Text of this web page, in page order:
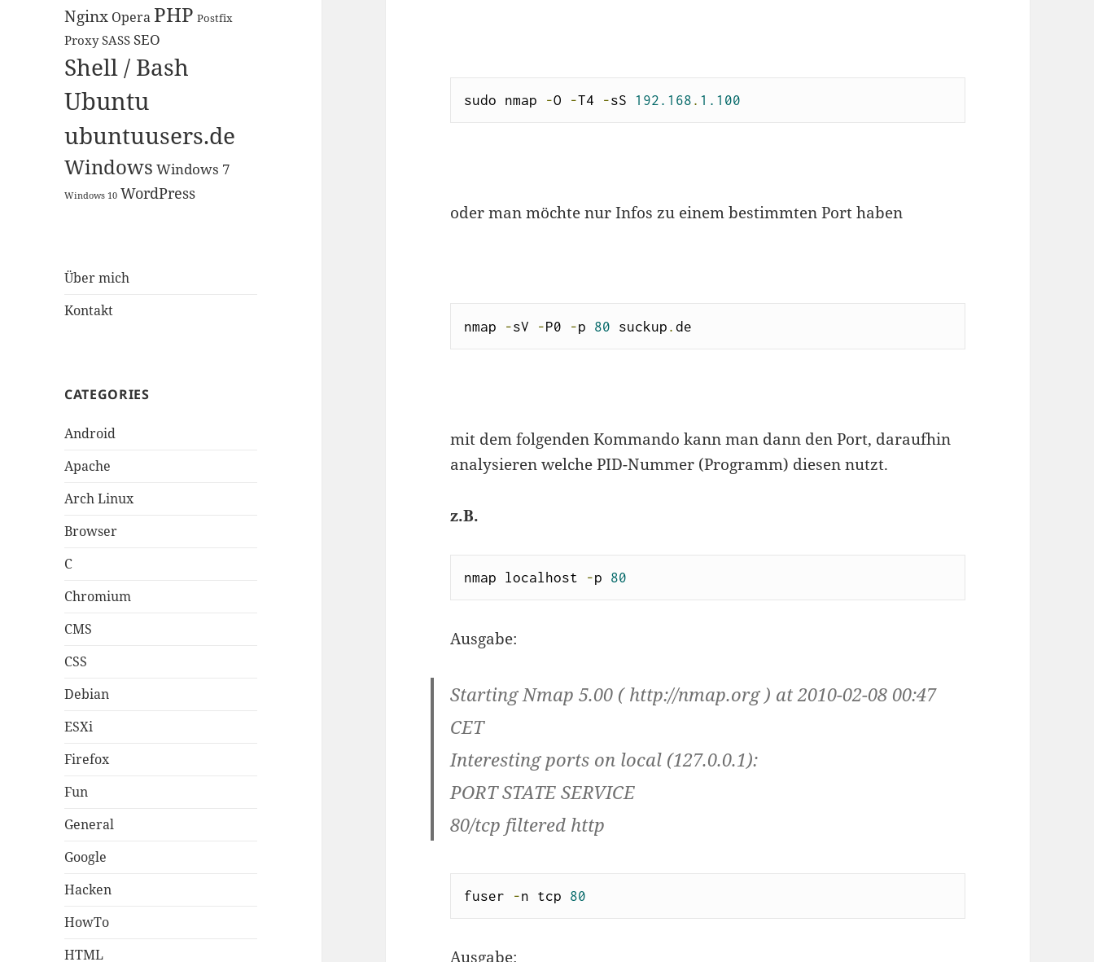
Nginx Opera PHP Postfix
Proxy SASS SEO
Shell / Bash
Ubuntu
ubuntuusers.de
Windows Windows 7
Windows 10 WordPress
Über mich
Kontakt
CATEGORIES
Android
Apache
Arch Linux
Browser
C
Chromium
CMS
CSS
Debian
ESXi
Firefox
Fun
General
Google
Hacken
HowTo
HTML
sudo nmap -O -T4 -sS 192.168 . 1.100
oder man möchte nur Infos zu einem bestimmten Port haben
nmap -sV -P0 -p 80 suckup . de
mit dem folgenden Kommando kann man dann den Port, daraufhin
analysieren welche PID-Nummer (Programm) diesen nutzt.
z.B.
nmap localhost -p 80
Ausgabe:
Starting Nmap 5.00 ( http://nmap.org ) at 2010-02-08 00:47
CET
Interesting ports on local (127.0.0.1):
PORT STATE SERVICE
80/tcp filtered http
fuser -n tcp 80
Ausgabe: